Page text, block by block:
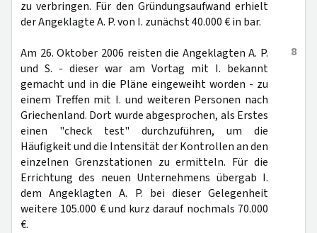
zu verbringen. Für den Gründungsaufwand erhielt
der Angeklagte A. P. von I. zunächst 40.000 € in bar.
8
Am 26. Oktober 2006 reisten die Angeklagten A. P.
und S. - dieser war am Vortag mit I. bekannt
gemacht und in die Pläne eingeweiht worden - zu
einem Treffen mit I. und weiteren Personen nach
Griechenland. Dort wurde abgesprochen, als Erstes
einen "check test" durchzuführen, um die
Häufigkeit und die Intensität der Kontrollen an den
einzelnen Grenzstationen zu ermitteln. Für die
Errichtung des neuen Unternehmens übergab I.
dem Angeklagten A. P. bei dieser Gelegenheit
weitere 105.000 € und kurz darauf nochmals 70.000
€.